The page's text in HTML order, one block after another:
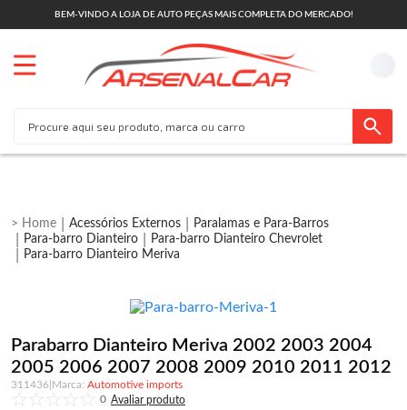
BEM-VINDO A LOJA DE AUTO PEÇAS MAIS COMPLETA DO MERCADO!
Acessórios Externos
Paralamas e Para-Barros
Para-barro Dianteiro
Para-barro Dianteiro Chevrolet
Para-barro Dianteiro Meriva
Parabarro Dianteiro Meriva 2002 2003 2004
2005 2006 2007 2008 2009 2010 2011 2012
311436
Automotive imports
0